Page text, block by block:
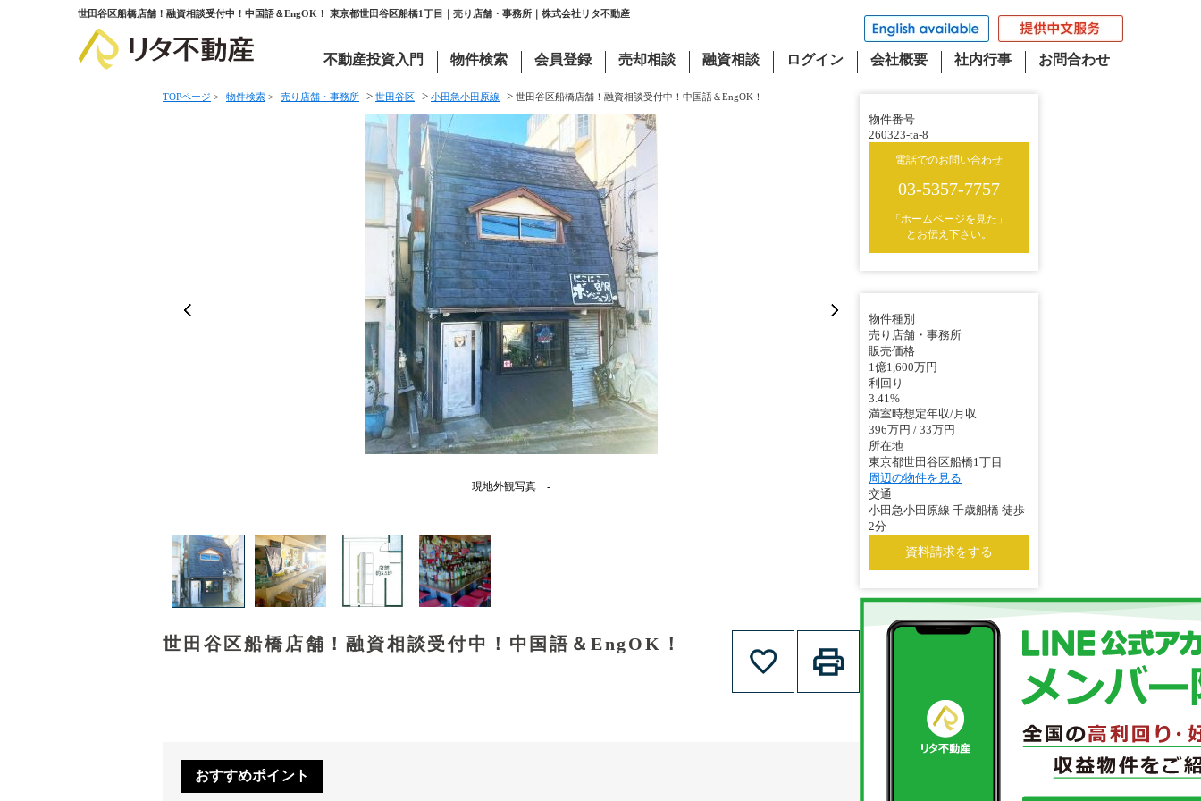
世田谷区船橋店舗！融資相談受付中！中国語＆EngOK！ 東京都世田谷区船橋1丁目｜売り店舗・事務所｜株式会社リタ不動産
不動産投資入門 物件検索 会員登録 売却相談 融資相談 ログイン 会社概要 社内行事 お問合わせ
TOPページ > 物件検索 > 売り店舗・事務所 > 世田谷区 > 小田急小田原線 > 世田谷区船橋店舗！融資相談受付中！中国語＆EngOK！
現地外観写真 -
世田谷区船橋店舗！融資相談受付中！中国語＆EngOK！
おすすめポイント
物件番号
260323-ta-8
電話でのお問い合わせ
03-5357-7757
「ホームページを見た」
とお伝え下さい。
物件種別
売り店舗・事務所
販売価格
1億1,600万円
利回り
3.41%
満室時想定年収/月収
396万円 / 33万円
所在地
東京都世田谷区船橋1丁目
周辺の物件を見る
交通
小田急小田原線 千歳船橋 徒歩
2分
資料請求をする